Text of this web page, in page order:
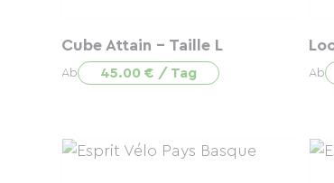
Cube Attain - Taille L
Ab 45.00 € / Tag Ab